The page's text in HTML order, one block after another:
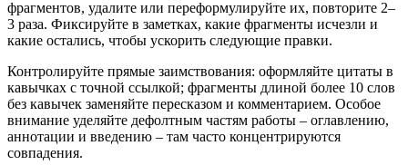
фрагментов, удалите или переформулируйте их, повторите 2–
3 раза. Фиксируйте в заметках, какие фрагменты исчезли и
какие остались, чтобы ускорить следующие правки.
Контролируйте прямые заимствования: оформляйте цитаты в
кавычках с точной ссылкой; фрагменты длиной более 10 слов
без кавычек заменяйте пересказом и комментарием. Особое
внимание уделяйте дефолтным частям работы – оглавлению,
аннотации и введению – там часто концентрируются
совпадения.